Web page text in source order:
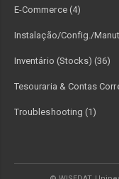
E-Commerce (4)
Instalação/Config./
Inventário (Stocks) (36)
Tesouraria & Contas
Troubleshooting (1)